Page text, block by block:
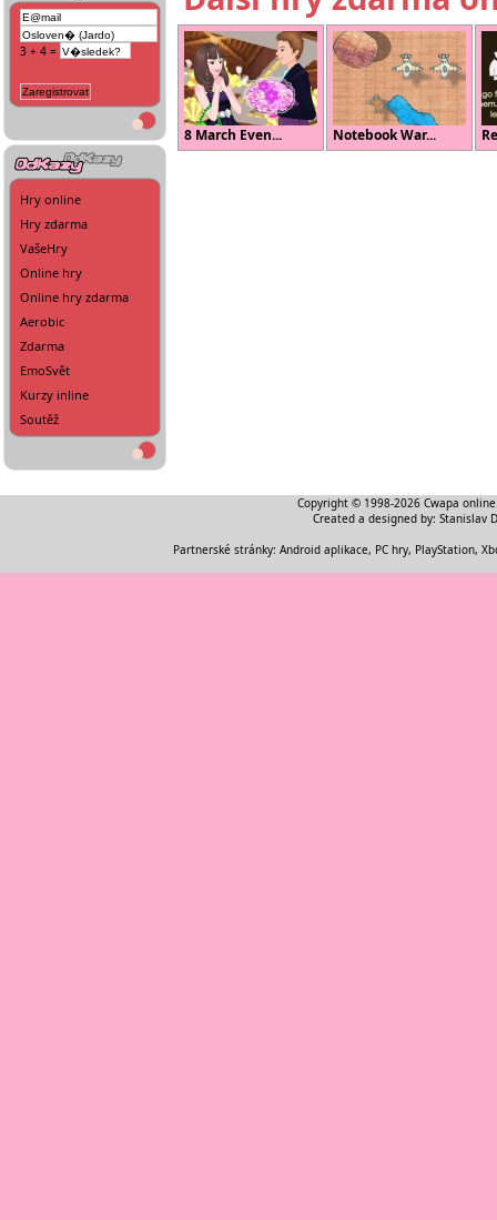
3 + 4 =
Hry online
Hry zdarma
VašeHry
Online hry
Online hry zdarma
Aerobic
Zdarma
EmoSvět
Kurzy inline
Soutěž
8 March Even... Notebook War...
Copyright © 1998-2026 Cwapa
Created a designed by: Stanislav
Partnerské stránky: Android aplikace, PC hry, PlayStation,